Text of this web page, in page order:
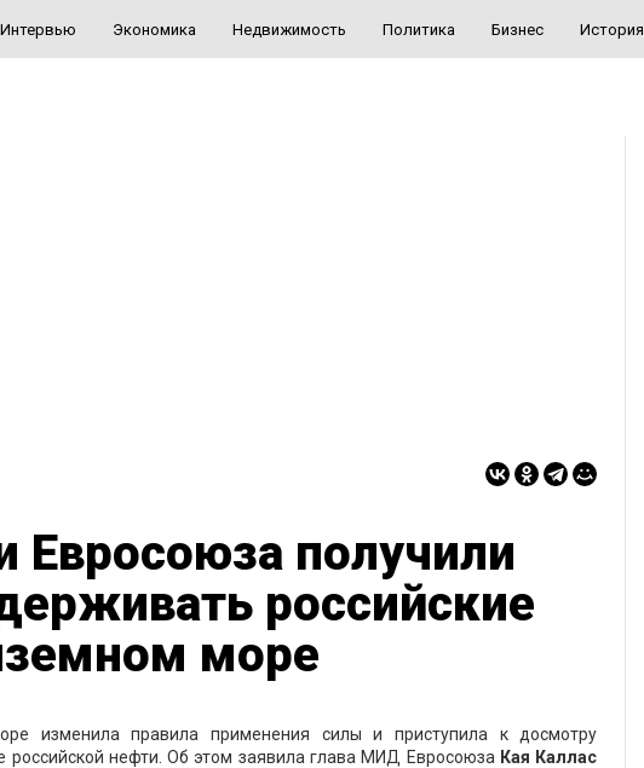
Интервью Экономика Недвижимость Политика Бизнес История
Евросоюза получили
российские
море
изменила правила применения силы и приступила к досмотру
российской нефти. Об этом заявила глава МИД Евросоюза Кая Каллас